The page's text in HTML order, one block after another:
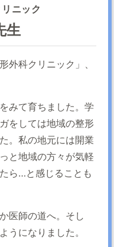
ニック
生
外科クリニック」、
みて育ちました。学
をしては地域の整形
。私の地元には開業
と地域の方々が気軽
ら…と感じることも
医師の道へ。そし
うになりました。